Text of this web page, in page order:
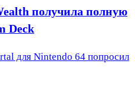
получила полную
Deck
для Nintendo 64 попросил